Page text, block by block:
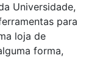
Universidade,
para
loja de
forma,